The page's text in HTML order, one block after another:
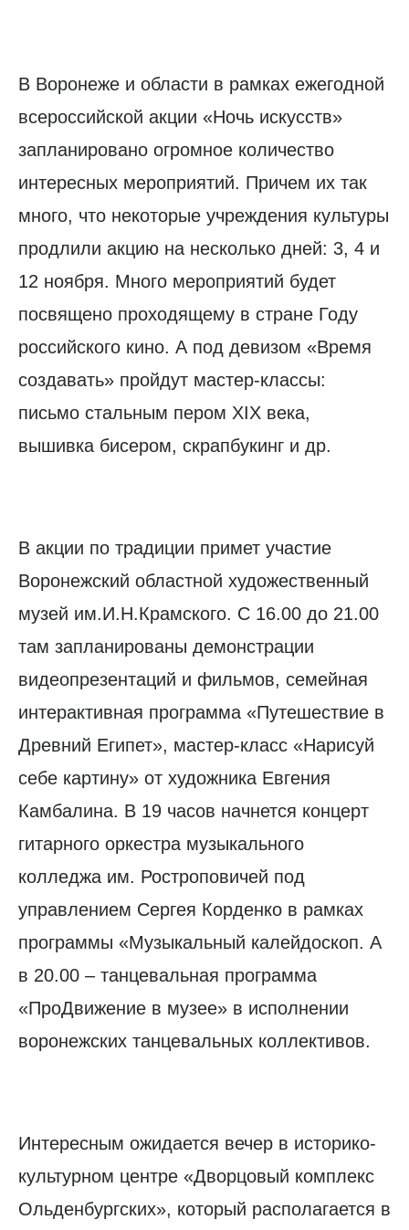
В Воронеже и области в рамках ежегодной
всероссийской акции «Ночь искусств»
запланировано огромное количество
интересных мероприятий. Причем их так
много, что некоторые учреждения культуры
продлили акцию на несколько дней: 3, 4 и
12 ноября. Много мероприятий будет
посвящено проходящему в стране Году
российского кино. А под девизом «Время
создавать» пройдут мастер-классы:
письмо стальным пером XIX века,
вышивка бисером, скрапбукинг и др.
В акции по традиции примет участие
Воронежский областной художественный
музей им.И.Н.Крамского. С 16.00 до 21.00
там запланированы демонстрации
видеопрезентаций и фильмов, семейная
интерактивная программа «Путешествие в
Древний Египет», мастер-класс «Нарисуй
себе картину» от художника Евгения
Камбалина. В 19 часов начнется концерт
гитарного оркестра музыкального
колледжа им. Ростроповичей под
управлением Сергея Корденко в рамках
программы «Музыкальный калейдоскоп. А
в 20.00 – танцевальная программа
«ПроДвижение в музее» в исполнении
воронежских танцевальных коллективов.
Интересным ожидается вечер в историко-
культурном центре «Дворцовый комплекс
Ольденбургских», который располагается в